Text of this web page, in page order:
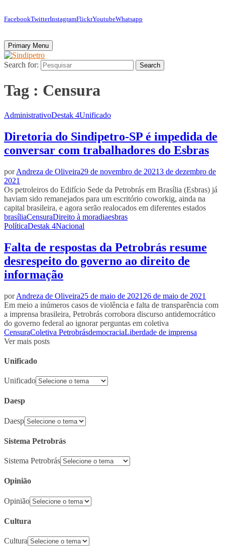
FacebookTwitterInstagramFlickrYoutubeWhatsapp
Primary Menu
Search for: Search
Tag : Censura
AdministrativoDestak 4Unificado
Diretoria do Sindipetro-SP é impedida de
conversar com trabalhadores do Esbras
porAndreza de Oliveira29 de novembro de 20213 de dezembro de
2021
Os petroleiros do Edifício Sede da Petrobrás em Brasília (Esbras) já
haviam sido remanejados para um escritório coworkig, ainda na
capital brasileira, e agora serão realocados em diferentes estados
brasíliaCensuraDireito à moradiaesbras
PolíticaDestak 4Nacional
Falta de respostas da Petrobrás resume
desrespeito do governo ao direito de
informação
porAndreza de Oliveira25 de maio de 2021 26 de maio de 2021
Em meio a inúmeros casos de violência e falta de transparência com
a imprensa brasileira, Petrobrás corrobora discurso antidemocrático
do governo federal ao ignorar perguntas em coletiva
CensuraColetiva PetrobrásdemocraciaLiberdade de imprensa
Ver mais posts
Unificado
Unificado
Daesp
Daesp
Sistema Petrobrás
Sistema Petrobrás
Opinião
Opinião
Cultura
Cultura